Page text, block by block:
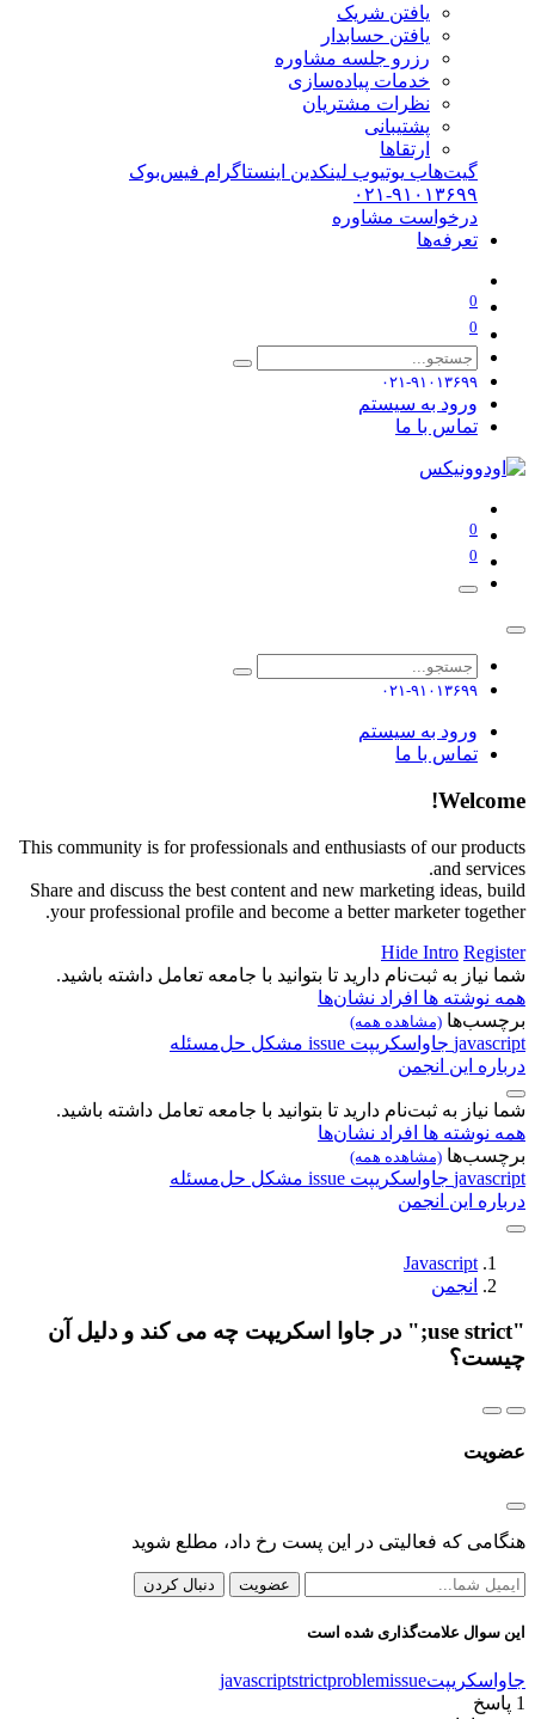
یافتن شریک
یافتن حسابدار
رزرو جلسه مشاوره
خدمات پیاده‌سازی
نظرات مشتریان
پشتیبانی
ارتقاها
گیت‌هاب یوتیوب لینکدین اینستاگرام فیس‌بوک
۰۲۱-۹۱۰۱۳۶۹۹
درخواست مشاوره
تعرفه‌ها
0
0
۰۲۱-۹۱۰۱۳۶۹۹
ورود به سیستم
تماس با ما
0
0
۰۲۱-۹۱۰۱۳۶۹۹
ورود به سیستم
تماس با ما
Welcome!
This community is for professionals and enthusiasts of our products
and services.
Share and discuss the best content and new marketing ideas, build
your professional profile and become a better marketer together.
Hide Intro Register
شما نیاز به ثبت‌نام دارید تا بتوانید با جامعه تعامل داشته باشید.
همه نوشته ها افراد نشان‌ها
برچسب‌ها (مشاهده همه)
javascript جاواسکریپت issue مشکل حل‌مسئله
درباره این انجمن
شما نیاز به ثبت‌نام دارید تا بتوانید با جامعه تعامل داشته باشید.
همه نوشته ها افراد نشان‌ها
برچسب‌ها (مشاهده همه)
javascript جاواسکریپت issue مشکل حل‌مسئله
درباره این انجمن
Javascript
انجمن
"use strict;" در جاوا اسکریپت چه می کند و دلیل آن
چیست؟
عضویت
هنگامی که فعالیتی در این پست رخ داد، مطلع شوید
عضویت دنبال کردن
این سوال علامت‌گذاری شده است
جاواسکریپت javascriptstrictproblemissue
1 پاسخ